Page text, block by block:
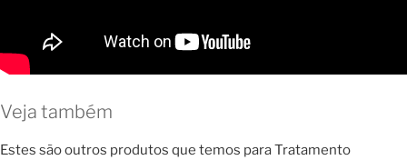
Veja também
Estes são outros produtos que temos para Tratamento